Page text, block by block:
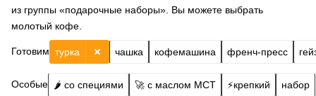
из группы «подарочные наборы». Вы можете выбрать
молотый кофе.
Готовим турка чашка кофемашина френч-пресс
Особые 🌶️ со специями 🚀 с маслом МСТ ⚡️крепкий набор